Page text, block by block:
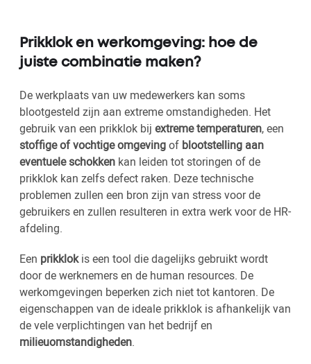
Prikklok en werkomgeving: hoe de
juiste combinatie maken?
De werkplaats van uw medewerkers kan soms
blootgesteld zijn aan extreme omstandigheden. Het
gebruik van een prikklok bij extreme temperaturen, een
stoffige of vochtige omgevingof blootstelling aan
eventuele schokken kan leiden tot storingen of de
prikklok kan zelfs defect raken. Deze technische
problemen zullen een bron zijn van stress voor de
gebruikers en zullen resulteren in extra werk voor de HR-
afdeling.
Een prikklokis een tool die dagelijks gebruikt wordt
door de werknemers en de human resources. De
werkomgevingen beperken zich niet tot kantoren. De
eigenschappen van de ideale prikklok is afhankelijk van
de vele verplichtingen van het bedrijf en
milieuomstandigheden.